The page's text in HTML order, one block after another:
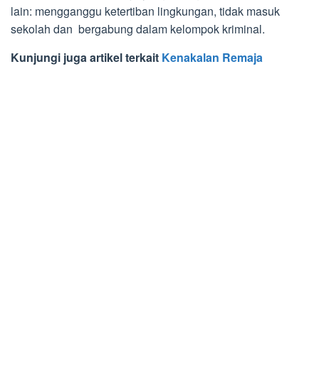
lain: mengganggu ketertiban lingkungan, tidak masuk
sekolah dan bergabung dalam kelompok kriminal.
Kunjungi juga artikel terkait Kenakalan Remaja